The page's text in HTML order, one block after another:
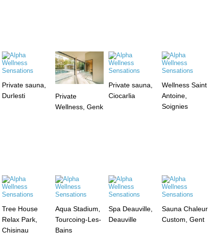
Private sauna,
Durlesti
Private
Wellness, Genk
Private sauna,
Ciocarlia
Wellness Saint
Antoine,
Soignies
Tree House
Relax Park,
Chisinau
Aqua Stadium,
Tourcoing-Les-
Bains
Spa Deauville,
Deauville
Sauna Chaleur
Custom, Gent